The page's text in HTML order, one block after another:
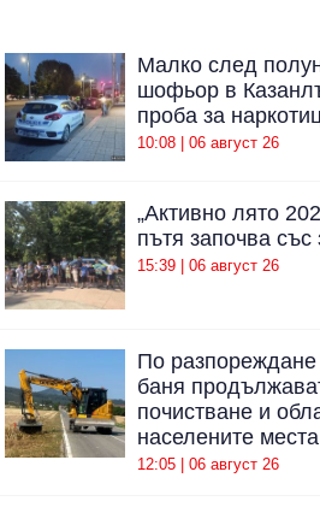
Малко след
шофьор в
проба за
10:08 | 06 август 26
„Активно лято
пътя започва със
15:39 | 06 август 26
По
баня
почистване и
населените места
12:05 | 06 август 26